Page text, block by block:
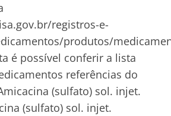
registros-e-
produtos/
é possível conferir a lista
referências do
(sulfato) sol. injet.
(sulfato) sol. injet.